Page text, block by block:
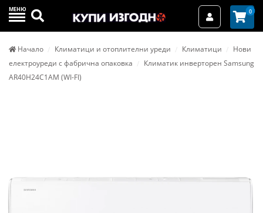
МЕНЮ Търси Вход / 0
Начало Климатици и отоплителни уреди Климатици
Нови
електроуреди с фабрична опаковка
Климатик инверторен Samsung
AR40H24C1AM (WI-FI)